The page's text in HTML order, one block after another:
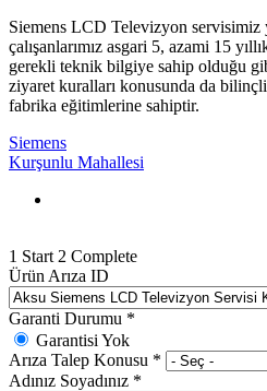
Siemens LCD Televizyon servisimiz
çalışanlarımız asgari 5, azami 15
gerekli teknik bilgiye sahip olduğu
ziyaret kuralları konusunda da
fabrika eğitimlerine sahiptir.
Siemens
Kurşunlu Mahallesi
1 Start 2 Complete
Ürün Arıza ID
Garanti Durumu *
Garantisi Yok
Arıza Talep Konusu *
Adınız Soyadınız *